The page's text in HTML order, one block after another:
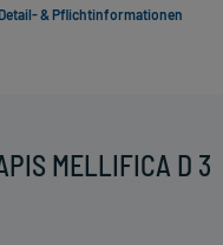
MELLIFICA D 3
Detail- & Pflichtinformationen